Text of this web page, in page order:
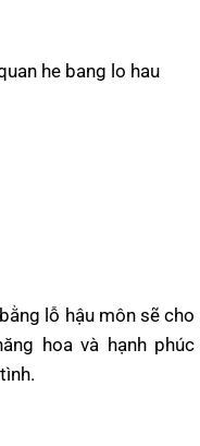
lỗ hậu môn sẽ cho
hoa và hạnh phúc